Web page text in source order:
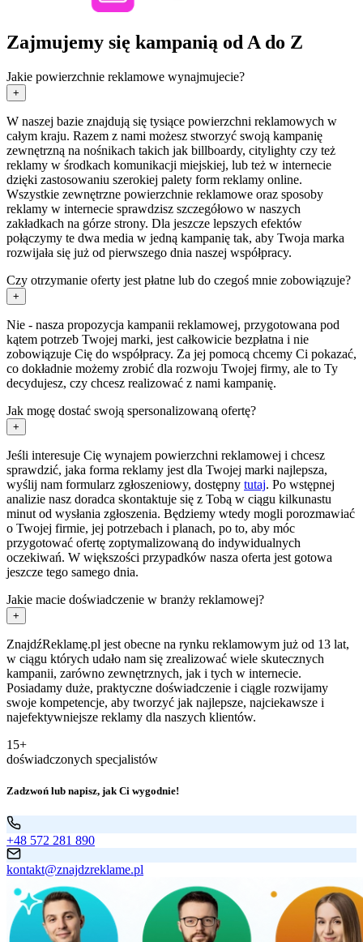
Zajmujemy się kampanią od A do Z
Jakie powierzchnie reklamowe wynajmujecie?
+
W naszej bazie znajdują się tysiące powierzchni reklamowych w
całym kraju. Razem z nami możesz stworzyć swoją kampanię
zewnętrzną na nośnikach takich jak billboardy, citylighty czy też
reklamy w środkach komunikacji miejskiej, lub też w internecie
dzięki zastosowaniu szerokiej palety form reklamy online.
Wszystkie zewnętrzne powierzchnie reklamowe oraz sposoby
reklamy w internecie sprawdzisz szczegółowo w naszych
zakładkach na górze strony. Dla jeszcze lepszych efektów
połączymy te dwa media w jedną kampanię tak, aby Twoja marka
rozwijała się już od pierwszego dnia naszej współpracy.
Czy otrzymanie oferty jest płatne lub do czegoś mnie zobowiązuje?
+
Nie - nasza propozycja kampanii reklamowej, przygotowana pod
kątem potrzeb Twojej marki, jest całkowicie bezpłatna i nie
zobowiązuje Cię do współpracy. Za jej pomocą chcemy Ci pokazać,
co dokładnie możemy zrobić dla rozwoju Twojej firmy, ale to Ty
decydujesz, czy chcesz realizować z nami kampanię.
Jak mogę dostać swoją spersonalizowaną ofertę?
+
Jeśli interesuje Cię wynajem powierzchni reklamowej i chcesz
sprawdzić, jaka forma reklamy jest dla Twojej marki najlepsza,
wyślij nam formularz zgłoszeniowy, dostępny tutaj. Po wstępnej
analizie nasz doradca skontaktuje się z Tobą w ciągu kilkunastu
minut od wysłania zgłoszenia. Będziemy wtedy mogli porozmawiać
o Twojej firmie, jej potrzebach i planach, po to, aby móc
przygotować ofertę zoptymalizowaną do indywidualnych
oczekiwań. W większości przypadków nasza oferta jest gotowa
jeszcze tego samego dnia.
Jakie macie doświadczenie w branży reklamowej?
+
ZnajdźReklamę.pl jest obecne na rynku reklamowym już od 13 lat,
w ciągu których udało nam się zrealizować wiele skutecznych
kampanii, zarówno zewnętrznych, jak i tych w internecie.
Posiadamy duże, praktyczne doświadczenie i ciągle rozwijamy
swoje kompetencje, aby tworzyć jak najlepsze, najciekawsze i
najefektywniejsze reklamy dla naszych klientów.
15+
doświadczonych specjalistów
Zadzwoń lub napisz, jak Ci wygodnie!
+48 572 281 890
kontakt@znajdzreklame.pl